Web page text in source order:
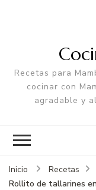
Recetas para
cocinar con
agradable y
Inicio Recetas
Rollito de tallarines